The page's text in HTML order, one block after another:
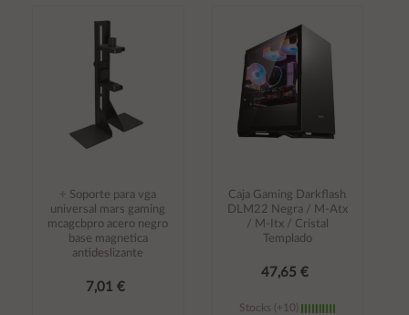
carrito
carrito
÷ Soporte para vga
universal mars gaming
mcagcbpro acero negro
base magnetica
antideslizante
7,01 €
Caja Gaming Darkflash
DLM22 Negra / M-Atx
/ M-Itx / Cristal
Templado
47,65 €
Stocks (+10)